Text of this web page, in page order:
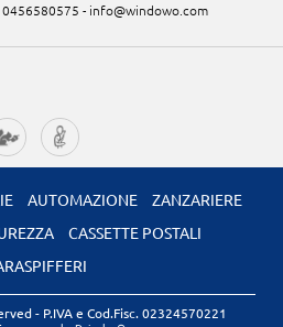
0456580575 - info@windowo.com
AUTOMAZIONE
ZANZARIERE
CASSETTE POSTALI
- P.IVA e Cod.Fisc. 02324570221